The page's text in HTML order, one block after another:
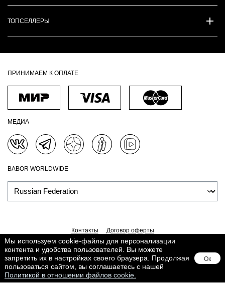
ТОПСЕЛЛЕРЫ
ПРИНИМАЕМ К ОПЛАТЕ
МЕДИА
BABOR WORLDWIDE
Контакты
Договор оферты
Политика обработки персональных данных
Доставка
Обработка персональных данных
Сведения о Cookies
Поддерживается вLighthouse
Мы используем cookie-файлы для персонализации
контента и удобства пользователей. Вы можете
запретить их в настройках своего браузера. Продолжая
пользоваться сайтом, вы соглашаетесь с нашей
Политикой в отношении файлов cookie.
Ок